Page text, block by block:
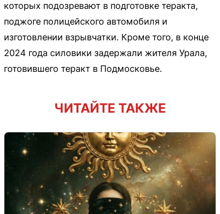
которых подозревают в подготовке теракта,
поджоге полицейского автомобиля и
изготовлении взрывчатки. Кроме того, в конце
2024 года силовики задержали жителя Урала,
готовившего теракт в Подмосковье.
ЧИТАЙТЕ ТАКЖЕ